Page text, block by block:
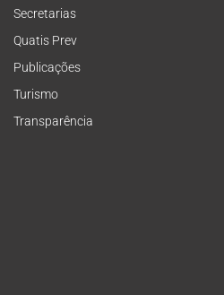
Secretarias
Quatis Prev
Publicações
Turismo
Transparência